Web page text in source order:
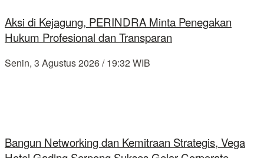
Aksi di Kejagung, PERINDRA Minta Penegakan
Hukum Profesional dan Transparan
Senin, 3 Agustus 2026 / 19:32 WIB
Bangun Networking dan Kemitraan Strategis, Vega